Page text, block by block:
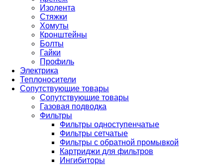
Изолента
Стяжки
Хомуты
Кронштейны
Болты
Гайки
Профиль
Электрика
Теплоносители
Сопутствующие товары
Сопутствующие товары
Газовая подводка
Фильтры
Фильтры одноступенчатые
Фильтры сетчатые
Фильтры с обратной промывкой
Картриджи для фильтров
Ингибиторы